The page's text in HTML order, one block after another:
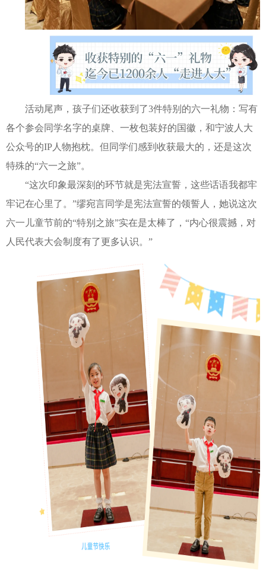
活动尾声，孩子们还收获到了3件特别的六一礼物：写有
各个参会同学名字的桌牌、一枚包装好的国徽，和宁波人大
公众号的IP人物抱枕。但同学们感到收获最大的，还是这次
特殊的“六一之旅”。
“这次印象最深刻的环节就是宪法宣誓，这些话语我都牢
牢记在心里了。”缪宛言同学是宪法宣誓的领誓人，她说这次
六一儿童节前的“特别之旅”实在是太棒了，“内心很震撼，对
人民代表大会制度有了更多认识。”